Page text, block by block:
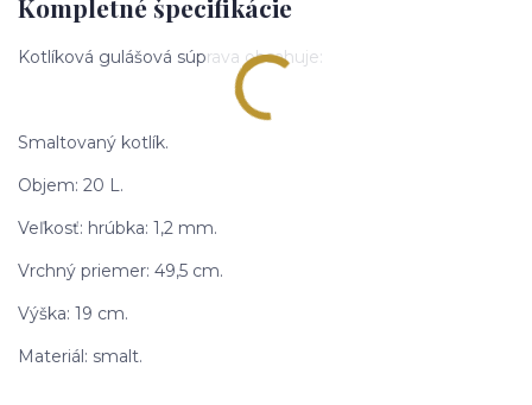
Kompletné špecifikácie
Kotlíková gulášová súprava obsahuje:
Smaltovaný kotlík.
Objem: 20 L.
Veľkosť: hrúbka: 1,2 mm.
Vrchný priemer: 49,5 cm.
Výška: 19 cm.
Materiál: smalt.